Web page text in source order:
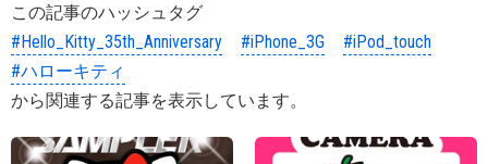
この記事のハッシュタグ
#Hello_Kitty_35th_Anniversary
#iPhone_3G
#iPod_touch
#ハローキティ
から関連する記事を表示しています。